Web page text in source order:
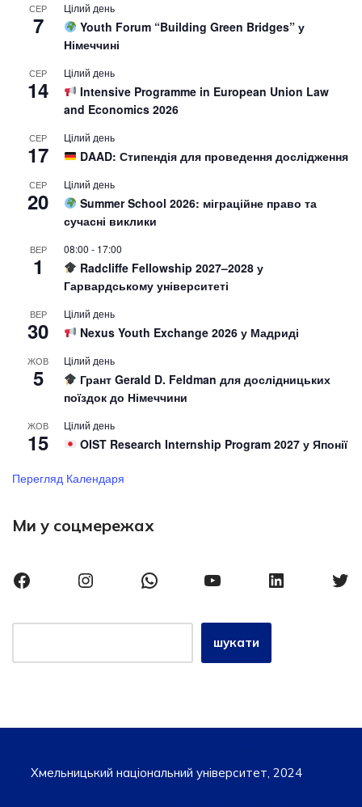
СЕР
7
Цілий день
Youth Forum “Building Green Bridges” у
Німеччині
СЕР
14
Цілий день
Intensive Programme in European Union Law
and Economics 2026
СЕР
17
Цілий день
DAAD: Стипендія для проведення дослідження
СЕР
20
Цілий день
Summer School 2026: міграційне право та
сучасні виклики
ВЕР
1
08:00 - 17:00
Radcliffe Fellowship 2027–2028 у
Гарвардському університеті
ВЕР
30
Цілий день
Nexus Youth Exchange 2026 у Мадриді
ЖОВ
5
Цілий день
Грант Gerald D. Feldman для дослідницьких
поїздок до Німеччини
ЖОВ
15
Цілий день
OIST Research Internship Program 2027 у Японії
Перегляд Календаря
Ми у соцмережах
шукати
Хмельницький національний університет, 2024